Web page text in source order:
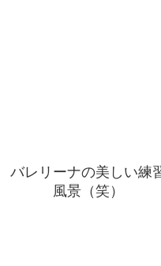
バレリーナの美しい練
風景（笑）